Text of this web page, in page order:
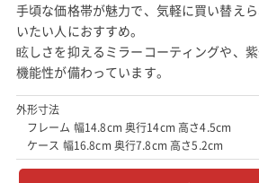
手頃な価格帯が魅力で、気軽に買い替え
いたい人におすすめ。
眩しさを抑えるミラーコーティングや、
機能性が備わっています。
外形寸法
フレーム 幅14.8cm 奥行14cm 高さ4.5cm
ケース 幅16.8cm 奥行7.8cm 高さ5.2cm